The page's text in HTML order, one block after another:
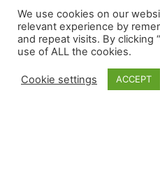
繁體中文
English
關注我們
We use cookies on our
relevant experience by
and repeat visits. By clicking
use of ALL the cookies.
Cookie settings ACCEPT